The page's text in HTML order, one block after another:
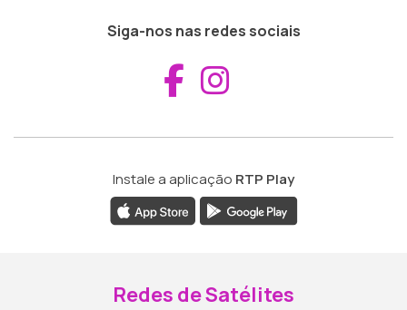
Siga-nos nas redes sociais
Aceder ao
Instale a aplicação RTP Play
Redes de Satélites